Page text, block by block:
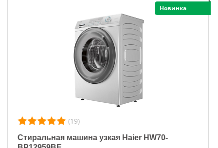
Новинка
(19)
Стиральная машина узкая Haier HW70-